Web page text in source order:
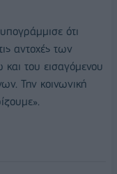
ότι
αντοχές των
και του εισαγόμενου
Την κοινωνική